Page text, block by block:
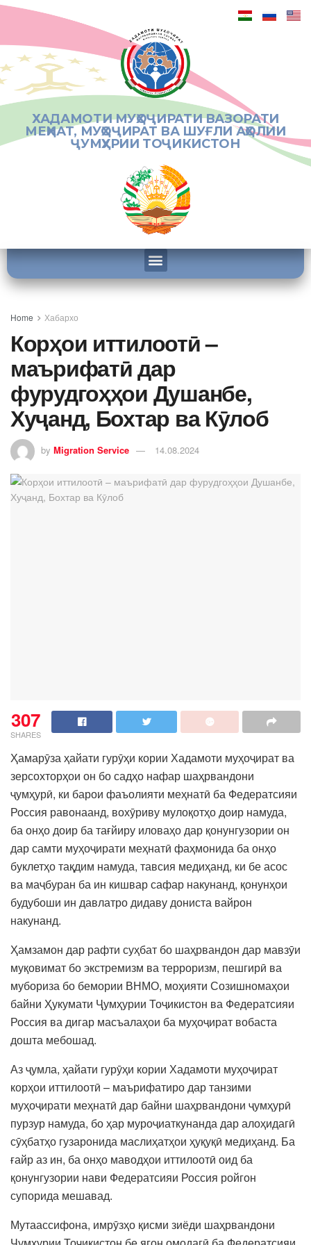
ХАДАМОТИ МУҲОҶИРАТИ ВАЗОРАТИ
МЕҲНАТ, МУҲОҶИРАТ ВА ШУҒЛИ АҲОЛИИ
ҶУМҲУРИИ ТОҶИКИСТОН
Home Хабархо
Корҳои иттилоотӣ –
маърифатӣ дар
фурудгоҳҳои Душанбе,
Хуҷанд, Бохтар ва Кӯлоб
by Migration Service 14.08.2024
307
SHARES
Ҳамарӯза ҳайати гурӯҳи кории Хадамоти муҳоҷират ва
зерсохторҳои он бо садҳо нафар шаҳрвандони
ҷумҳурӣ, ки барои фаъолияти меҳнатӣ ба Федератсияи
Россия равонаанд, вохӯриву мулоқотҳо доир намуда,
ба онҳо доир ба тағйиру иловаҳо дар қонунгузории он
дар самти муҳоҷирати меҳнатӣ фаҳмонида ба онҳо
буклетҳо тақдим намуда, тавсия медиҳанд, ки бе асос
ва маҷбуран ба ин кишвар сафар накунанд, қонунҳои
будубоши ин давлатро дидаву дониста вайрон
накунанд.
Ҳамзамон дар рафти суҳбат бо шаҳрвандон дар мавзӯи
муқовимат бо экстремизм ва терроризм, пешгирӣ ва
мубориза бо бемории ВНМО, моҳияти Созишномаҳои
байни Ҳукумати Ҷумҳурии Тоҷикистон ва Федератсияи
Россия ва дигар масъалаҳои ба муҳоҷират вобаста
дошта мебошад.
Аз ҷумла, ҳайати гурӯҳи кории Хадамоти муҳоҷират
корҳои иттилоотӣ – маърифатиро дар танзими
муҳоҷирати меҳнатӣ дар байни шаҳрвандони ҷумҳурӣ
пурзур намуда, бо ҳар муроҷиаткунанда дар алоҳидагӣ
сӯҳбатҳо гузаронида маслиҳатҳои ҳуқуқӣ медиҳанд. Ба
ғайр аз ин, ба онҳо маводҳои иттилоотӣ оид ба
қонунгузории нави Федератсияи Россия ройгон
супорида мешавад.
Мутаассифона, имрӯзҳо қисми зиёди шаҳрвандони